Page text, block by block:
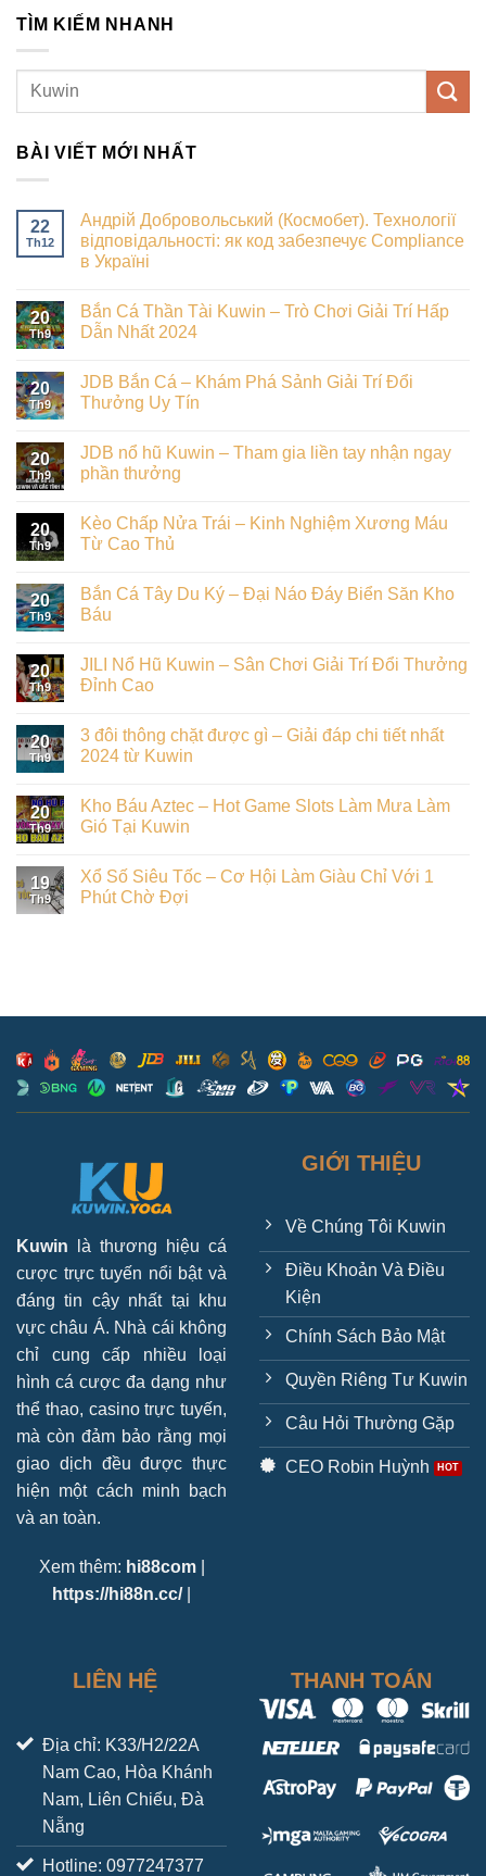
TÌM KIẾM NHANH
BÀI VIẾT MỚI NHẤT
22
Th12
Андрій Добровольський (Космобет). Технології
відповідальності: як код забезпечує Compliance
в Україні
20
Th9
Bắn Cá Thần Tài Kuwin – Trò Chơi Giải Trí Hấp
Dẫn Nhất 2024
20
Th9
JDB Bắn Cá – Khám Phá Sảnh Giải Trí Đổi
Thưởng Uy Tín
20
Th9
JDB nổ hũ Kuwin – Tham gia liền tay nhận ngay
phần thưởng
20
Th9
Kèo Chấp Nửa Trái – Kinh Nghiệm Xương Máu
Từ Cao Thủ
20
Th9
Bắn Cá Tây Du Ký – Đại Náo Đáy Biển Săn Kho
Báu
20
Th9
JILI Nổ Hũ Kuwin – Sân Chơi Giải Trí Đổi Thưởng
Đỉnh Cao
20
Th9
3 đôi thông chặt được gì – Giải đáp chi tiết nhất
2024 từ Kuwin
20
Th9
Kho Báu Aztec – Hot Game Slots Làm Mưa Làm
Gió Tại Kuwin
19
Th9
Xổ Số Siêu Tốc – Cơ Hội Làm Giàu Chỉ Với 1
Phút Chờ Đợi
Kuwin là thương hiệu cá
cược trực tuyến nổi bật và
đáng tin cậy nhất tại khu
vực châu Á. Nhà cái không
chỉ cung cấp nhiều loại
hình cá cược đa dạng như
thể thao, casino trực tuyến,
mà còn đảm bảo rằng mọi
giao dịch đều được thực
hiện một cách minh bạch
và an toàn.
Xem thêm: hi88com|
https://hi88n.cc/|
GIỚI THIỆU
Về Chúng Tôi Kuwin
Điều Khoản Và Điều
Kiện
Chính Sách Bảo Mật
Quyền Riêng Tư Kuwin
Câu Hỏi Thường Gặp
CEO Robin Huỳnh
LIÊN HỆ
Địa chỉ: K33/H2/22A
Nam Cao, Hòa Khánh
Nam, Liên Chiểu, Đà
Nẵng
Hotline: 0977247377
THANH TOÁN